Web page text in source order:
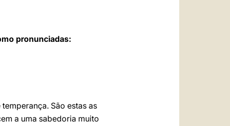
pronunciadas:
São estas as
a uma sabedoria muito